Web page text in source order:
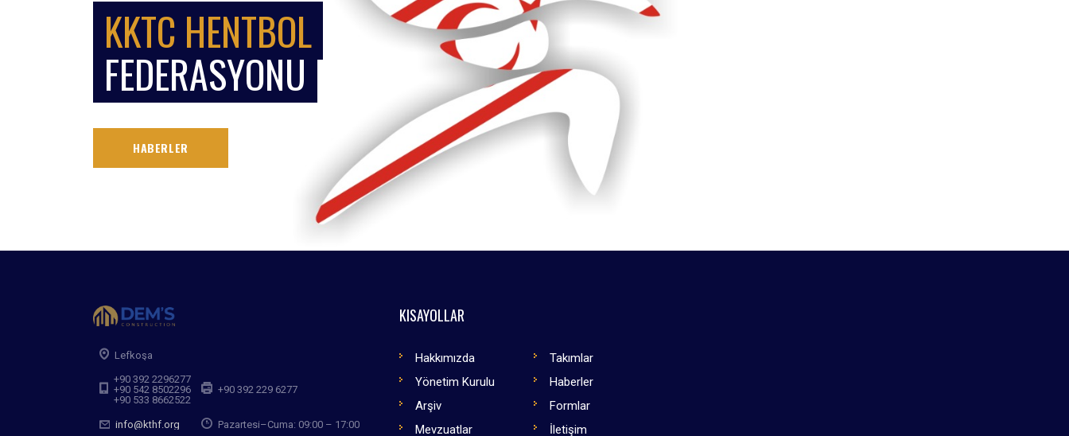
KKTC HENTBOL
FEDERASYONU
HABERLER
Lefkoşa
+90 392 2296277
+90 542 8502296
+90 533 8662522
+90 392 229 6277
info@kthf.org Pazartesi–Cuma: 09:00 – 17:00
KISAYOLLAR
Hakkımızda
Takımlar
Yönetim Kurulu
Haberler
Arşiv
Formlar
Mevzuatlar
İletişim